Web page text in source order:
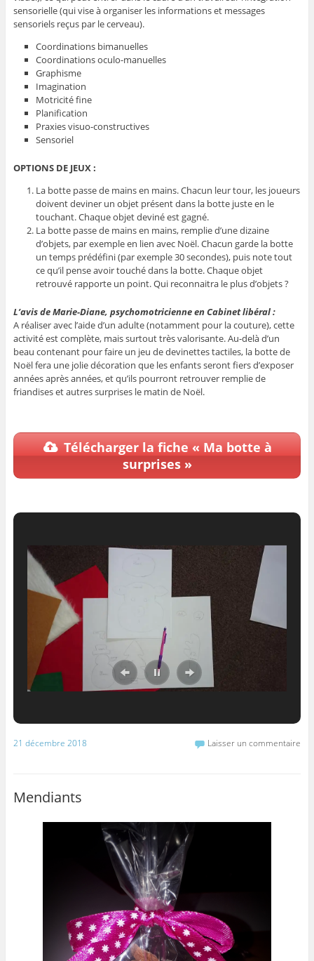
sensorielle (qui vise à organiser les informations et messages
sensoriels reçus par le cerveau).
Coordinations bimanuelles
Coordinations oculo-manuelles
Graphisme
Imagination
Motricité fine
Planification
Praxies visuo-constructives
Sensoriel
OPTIONS DE JEUX :
La botte passe de mains en mains. Chacun leur tour, les joueurs
doivent deviner un objet présent dans la botte juste en le
touchant. Chaque objet deviné est gagné.
La botte passe de mains en mains, remplie d’une dizaine
d’objets, par exemple en lien avec Noël. Chacun garde la botte
un temps prédéfini (par exemple 30 secondes), puis note tout
ce qu’il pense avoir touché dans la botte. Chaque objet
retrouvé rapporte un point. Qui reconnaitra le plus d’objets ?
L’avis de Marie-Diane, psychomotricienne en Cabinet libéral :
A réaliser avec l’aide d’un adulte (notamment pour la couture), cette
activité est complète, mais surtout très valorisante. Au-delà d’un
beau contenant pour faire un jeu de devinettes tactiles, la botte de
Noël fera une jolie décoration que les enfants seront fiers d’exposer
années après années, et qu’ils pourront retrouver remplie de
friandises et autres surprises le matin de Noël.
Télécharger la fiche « Ma botte à
surprises »
21 décembre 2018 Laisser un commentaire
Mendiants